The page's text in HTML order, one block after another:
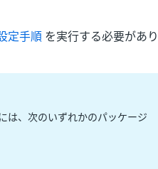
定手順 を実行する必要があり
は、次のいずれかのパッケージ